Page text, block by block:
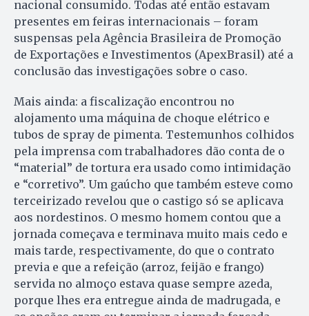
nacional consumido. Todas até então estavam
presentes em feiras internacionais – foram
suspensas pela Agência Brasileira de Promoção
de Exportações e Investimentos (ApexBrasil) até a
conclusão das investigações sobre o caso.
Mais ainda: a fiscalização encontrou no
alojamento uma máquina de choque elétrico e
tubos de spray de pimenta. Testemunhos colhidos
pela imprensa com trabalhadores dão conta de o
“material” de tortura era usado como intimidação
e “corretivo”. Um gaúcho que também esteve como
terceirizado revelou que o castigo só se aplicava
aos nordestinos. O mesmo homem contou que a
jornada começava e terminava muito mais cedo e
mais tarde, respectivamente, do que o contrato
previa e que a refeição (arroz, feijão e frango)
servida no almoço estava quase sempre azeda,
porque lhes era entregue ainda de madrugada, e